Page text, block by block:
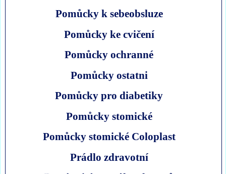
Pomůcky k sebeobsluze
Pomůcky ke cvičení
Pomůcky ochranné
Pomůcky ostatni
Pomůcky pro diabetiky
Pomůcky stomické
Pomůcky stomické Coloplast
Prádlo zdravotní